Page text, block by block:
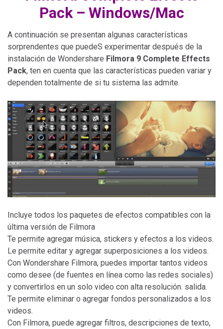
Pack – Windows/Mac
A continuación se presentan algunas características
sorprendentes que puedeS experimentar después de la
instalación de Wondershare Filmora 9 Complete Effects
Pack, ten en cuenta que las características pueden variar y
dependen totalmente de si tu sistema las admite.
Incluye todos los paquetes de efectos compatibles con la
última versión de Filmora
Te permite agregar música, stickers y efectos a los videos.
Le permite editar y agregar superposiciones a los videos.
Con Wondershare Filmora, puedes importar tantos videos
como desee (de fuentes en línea como las redes sociales)
y convertirlos en un solo video con alta resolución. salida.
Te permite eliminar o agregar fondos personalizados a los
videos.
Con Filmora, puede agregar filtros, descripciones de texto,